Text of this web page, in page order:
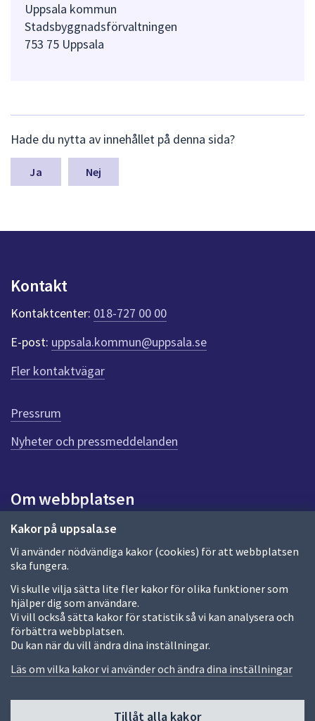
Kakor på uppsala.se
Vi använder nödvändiga kakor (cookies) för att webbplatsen
ska fungera.
Vi skulle vilja sätta lite fler kakor för olika funktioner som
hjälper dig som användare.
Vi vill också sätta kakor för statistik så vi kan analysera och
förbättra webbplatsen.
Du kan när du vill ändra dina inställningar.
Läs om vilka kakor vi använder och ändra dina inställningar
Tillåt alla kakor
Uppsala kommun
Stadsbyggnadsförvaltningen
753 75 Uppsala
ä
m
a
n
k
e
r
f
ö
r
e
n
n
a
d
a
Hade du nytta av innehållet på denna sida?
Nej
Kontakt
Kontaktcenter: 018-727 00 00
E-post: uppsala.kommun@uppsala.se
Fler kontaktvägar
Pressrum
Nyheter och pressmeddelanden
Om webbplatsen
Om webbplatsen
Allmänna handlingar och diarium
Behandling av personuppgifter
Kakor
Språk (other languages)
Tillgänglighetsredogörelse